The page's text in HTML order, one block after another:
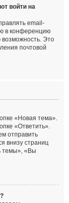
войти на
email-
в конференцию
возможность. Это
почтовой
«Новая тема».
«Ответить».
отправить
внизу страниц
темы», «Вы